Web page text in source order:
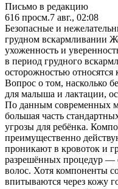
Письмо в редакцию
616 просм.7 авг., 02:08
Безопасные и
грудном вскармливании
ухоженность и
в период грудного
осторожностью
Вопрос о том, насколько
для малыша и лактации,
По данным современных
большая часть
угрозы для ребёнка.
преимущественно
проникают в кровоток и
разрешённых процедур —
волос. Хотя компоненты
впитываются через кожу